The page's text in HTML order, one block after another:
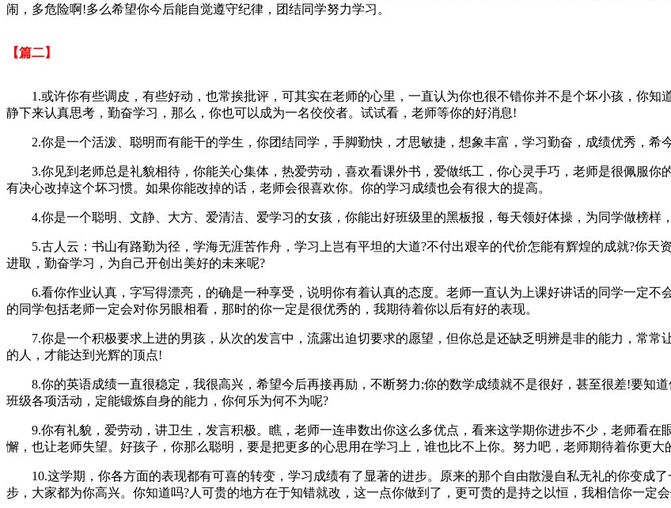
闹，多危险啊!多么希望你今后能自觉遵守纪律，团结同学努力学习。
【篇二】
1.或许你有些调皮，有些好动，也常挨批评，可其实在老师的心里，一直认为你也很不错你并不是个坏小孩，你知
静下来认真思考，勤奋学习，那么，你也可以成为一名佼佼者。试试看，老师等你的好消息!
2.你是一个活泼、聪明而有能干的学生，你团结同学，手脚勤快，才思敏捷，想象丰富，学习勤奋，成绩优秀，希
3.你见到老师总是礼貌相待，你能关心集体，热爱劳动，喜欢看课外书，爱做纸工，你心灵手巧，老师是很佩服你
有决心改掉这个坏习惯。如果你能改掉的话，老师会很喜欢你。你的学习成绩也会有很大的提高。
4.你是一个聪明、文静、大方、爱清洁、爱学习的女孩，你能出好班级里的黑板报，每天领好体操，为同学做榜样
5.古人云：书山有路勤为径，学海无涯苦作舟，学习上岂有平坦的大道?不付出艰辛的代价怎能有辉煌的成就?你天
进取，勤奋学习，为自己开创出美好的未来呢?
6.看你作业认真，字写得漂亮，的确是一种享受，说明你有着认真的态度。老师一直认为上课好讲话的同学一定不
的同学包括老师一定会对你另眼相看，那时的你一定是很优秀的，我期待着你以后有好的表现。
7.你是一个积极要求上进的男孩，从次的发言中，流露出迫切要求的愿望，但你总是还缺乏明辨是非的能力，常常
的人，才能达到光辉的顶点!
8.你的英语成绩一直很稳定，我很高兴，希望今后再接再励，不断努力;你的数学成绩就不是很好，甚至很差!要知
班级各项活动，定能锻炼自身的能力，你何乐为何不为呢?
9.你有礼貌，爱劳动，讲卫生，发言积极。瞧，老师一连串数出你这么多优点，看来这学期你进步不少，老师看在
懈，也让老师失望。好孩子，你那么聪明，要是把更多的心思用在学习上，谁也比不上你。努力吧，老师期待着你更大
10.这学期，你各方面的表现都有可喜的转变，学习成绩有了显著的进步。原来的那个自由散漫自私无礼的你变成
步，大家都为你高兴。你知道吗?人可贵的地方在于知错就改，这一点你做到了，更可贵的是持之以恒，我相信你一定